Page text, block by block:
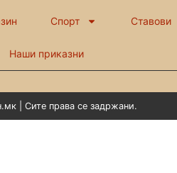
Спорт Ставови
Наши приказни
| Сите права се задржани.